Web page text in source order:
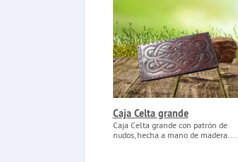
Caja Celta grande
Caja Celta grande con patrón de
nudos, hecha a mano de madera....